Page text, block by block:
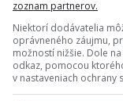
venovali?
kde som
v Paríži už
sa každé tri
zoznam partnerov.
Niektorí dodávatelia
oprávneného záujmu,
možností nižšie. Dole
odkaz, pomocou
v nastaveniach ochrany